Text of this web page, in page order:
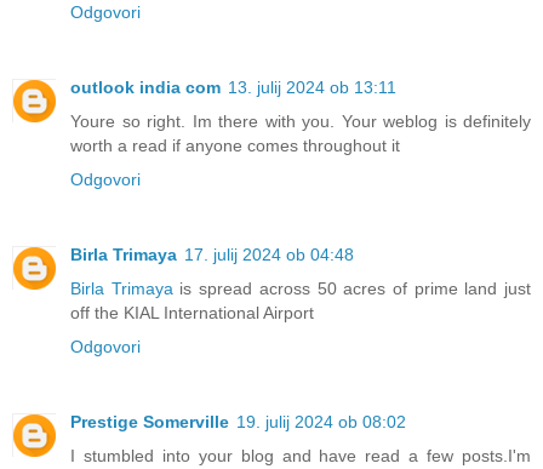
Odgovori
outlook india com 13. julij 2024 ob 13:11
Youre so right. Im there with you. Your weblog is definitely
worth a read if anyone comes throughout it
Odgovori
Birla Trimaya 17. julij 2024 ob 04:48
Birla Trimaya is spread across 50 acres of prime land just
off the KIAL International Airport
Odgovori
Prestige Somerville 19. julij 2024 ob 08:02
I stumbled into your blog and have read a few posts.I'm